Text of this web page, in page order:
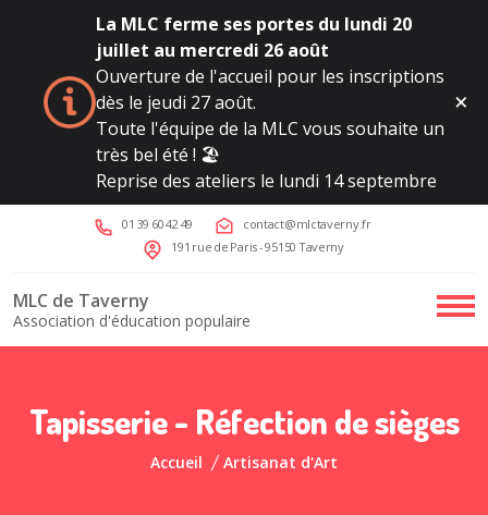
La MLC ferme ses portes du lundi 20
juillet au mercredi 26 août
Ouverture de l'accueil pour les inscriptions
dès le jeudi 27 août.
Toute l'équipe de la MLC vous souhaite un
très bel été ! 🏖️
Reprise des ateliers le lundi 14 septembre
01 39 60 42 49
contact@mlctaverny.fr
191 rue de Paris - 95150 Taverny
MLC de Taverny
Association d'éducation populaire
Tapisserie - Réfection de sièges
Accueil Artisanat d'Art